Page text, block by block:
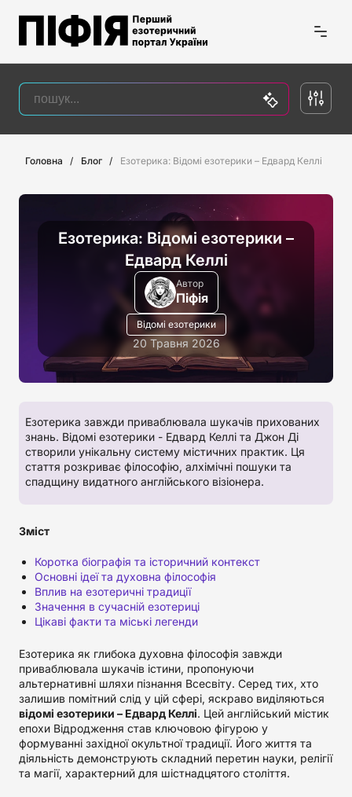
Головна Блог Езотерика: Відомі езотерики – Едвард Келлі
Езотерика: Відомі езотерики –
Едвард Келлі
Автор
Піфія
Відомі езотерики
20 Травня 2026
Езотерика завжди приваблювала шукачів прихованих
знань. Відомі езотерики - Едвард Келлі та Джон Ді
створили унікальну систему містичних практик. Ця
стаття розкриває філософію, алхімічні пошуки та
спадщину видатного англійського візіонера.
Зміст
Коротка біографія та історичний контекст
Основні ідеї та духовна філософія
Вплив на езотеричні традиції
Значення в сучасній езотериці
Цікаві факти та міські легенди
Езотерика як глибока духовна філософія завжди
приваблювала шукачів істини, пропонуючи
альтернативні шляхи пізнання Всесвіту. Серед тих, хто
залишив помітний слід у цій сфері, яскраво виділяються
відомі езотерики – Едвард Келлі. Цей англійський містик
епохи Відродження став ключовою фігурою у
формуванні західної окультної традиції. Його життя та
діяльність демонструють складний перетин науки, релігії
та магії, характерний для шістнадцятого століття.